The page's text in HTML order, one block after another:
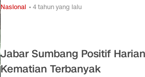
Nasional • 4 tahun yang lalu
Jabar Sumbang Positif
Kematian Terbanyak